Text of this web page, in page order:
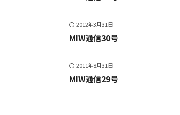
2012年3月31日
MIW通信30号
2011年8月31日
MIW通信29号